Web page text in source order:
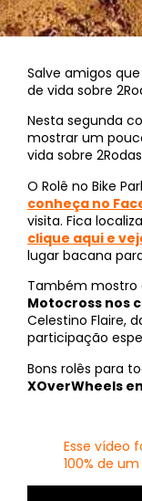
Salve amigos
de vida sobre
Nesta segunda
mostrar um
vida sobre
O Rolê no Bike
conheça no
visita. Fica
clique aqui e
lugar bacana
Também mostro
Motocross nos
Celestino Flaire,
participação
Bons rolês para
XOverWheels
Esse vídeo
100% de